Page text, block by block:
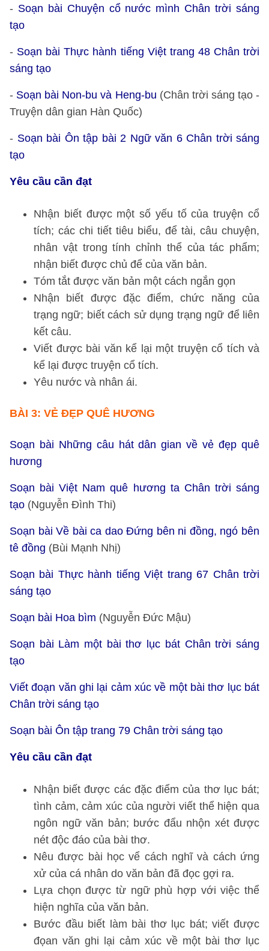
- Soạn bài Chuyện cổ nước mình Chân trời sáng
tạo
- Soạn bài Thực hành tiếng Việt trang 48 Chân trời
sáng tạo
- Soạn bài Non-bu và Heng-bu (Chân trời sáng tạo -
Truyện dân gian Hàn Quốc)
- Soạn bài Ôn tập bài 2 Ngữ văn 6 Chân trời sáng
tạo
Yêu cầu cần đạt
Nhận biết được một số yếu tố của truyện cổ
tích; các chi tiết tiêu biểu, để tài, câu chuyện,
nhân vật trong tính chỉnh thể của tác phẩm;
nhận biết được chủ để của văn bản.
Tóm tắt được văn bản một cách ngắn gọn
Nhận biết được đặc điểm, chức năng của
trạng ngữ; biết cách sử dụng trạng ngữ để liên
kết câu.
Viết được bài văn kể lại một truyện cổ tích và
kể lại được truyện cổ tích.
Yêu nước và nhân ái.
BÀI 3: VẺ ĐẸP QUÊ HƯƠNG
Soạn bài Những câu hát dân gian về vẻ đẹp quê
hương
Soạn bài Việt Nam quê hương ta Chân trời sáng
tạo (Nguyễn Đình Thi)
Soạn bài Về bài ca dao Đứng bên ni đồng, ngó bên
tê đồng (Bùi Mạnh Nhị)
Soạn bài Thực hành tiếng Việt trang 67 Chân trời
sáng tạo
Soạn bài Hoa bìm (Nguyễn Đức Mậu)
Soạn bài Làm một bài thơ lục bát Chân trời sáng
tạo
Viết đoạn văn ghi lại cảm xúc về một bài thơ lục bát
Chân trời sáng tạo
Soạn bài Ôn tập trang 79 Chân trời sáng tạo
Yêu cầu cần đạt
Nhận biết được các đặc điểm của thơ lục bát;
tình cảm, cảm xúc của người viết thể hiện qua
ngôn ngữ văn bản; bước đẩu nhộn xét được
nét độc đáo của bài thơ.
Nêu được bài học vể cách nghĩ và cách ứng
xử của cá nhân do văn bản đã đọc gợi ra.
Lựa chọn được từ ngữ phù hợp với việc thể
hiện nghĩa của văn bản.
Bước đầu biết làm bài thơ lục bát; viết được
đọan văn ghi lại cảm xúc về một bài thơ lục